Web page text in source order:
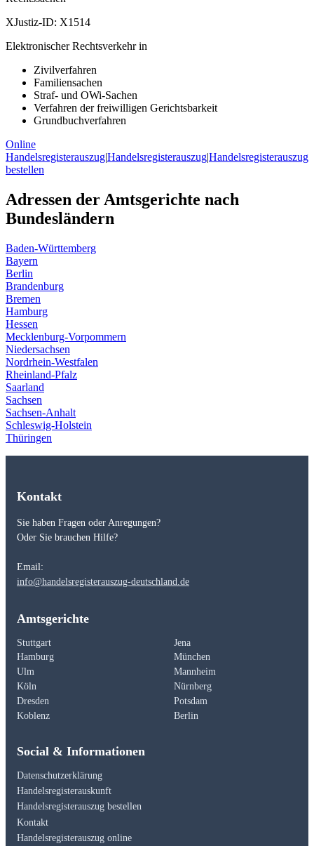
XJustiz-ID: X1514
Elektronischer Rechtsverkehr in
Zivilverfahren
Familiensachen
Straf- und OWi-Sachen
Verfahren der freiwilligen Gerichtsbarkeit
Grundbuchverfahren
Online
Handelsregisterauszug|Handelsregisterauszug|Handelsregisterauszug
bestellen
Adressen der Amtsgerichte nach
Bundesländern
Baden-Württemberg
Bayern
Berlin
Brandenburg
Bremen
Hamburg
Hessen
Mecklenburg-Vorpommern
Niedersachsen
Nordrhein-Westfalen
Rheinland-Pfalz
Saarland
Sachsen
Sachsen-Anhalt
Schleswig-Holstein
Thüringen
Kontakt
Sie haben Fragen oder Anregungen?
Oder Sie brauchen Hilfe?
Email:
info@handelsregisterauszug-deutschland.de
Amtsgerichte
Stuttgart
Jena
Hamburg
München
Ulm
Mannheim
Köln
Nürnberg
Dresden
Potsdam
Koblenz
Berlin
Social & Informationen
Datenschutzerklärung
Handelsregisterauskunft
Handelsregisterauszug bestellen
Kontakt
Handelsregisterauszug online